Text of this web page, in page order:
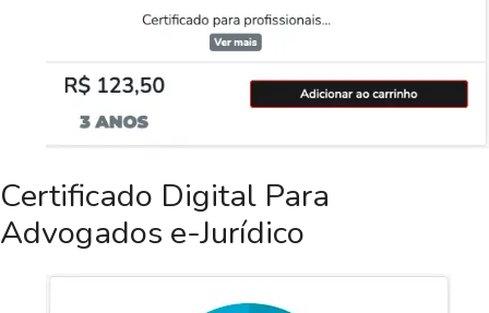
Certificado Digital Para
Advogados e-Jurídico